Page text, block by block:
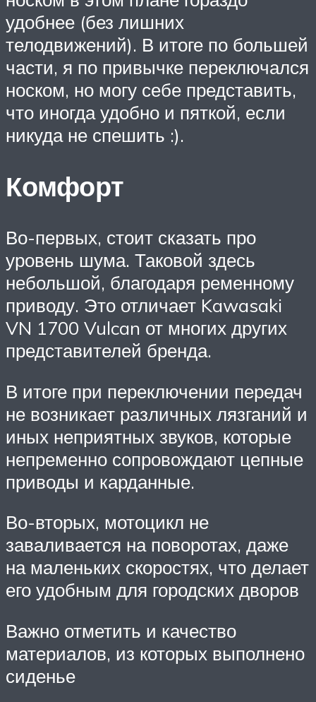
удобнее (без лишних
телодвижений). В итоге по большей
части, я по привычке переключался
носком, но могу себе представить,
что иногда удобно и пяткой, если
никуда не спешить :).
Комфорт
Во-первых, стоит сказать про
уровень шума. Таковой здесь
небольшой, благодаря ременному
приводу. Это отличает Kawasaki
VN 1700 Vulcan от многих других
представителей бренда.
В итоге при переключении передач
не возникает различных лязганий и
иных неприятных звуков, которые
непременно сопровождают цепные
приводы и карданные.
Во-вторых, мотоцикл не
заваливается на поворотах, даже
на маленьких скоростях, что делает
его удобным для городских дворов
Важно отметить и качество
материалов, из которых выполнено
сиденье